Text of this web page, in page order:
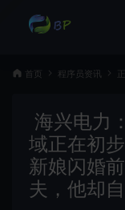
首页 程序员资讯
海兴电力
域正在初
新娘闪婚
夫，他却